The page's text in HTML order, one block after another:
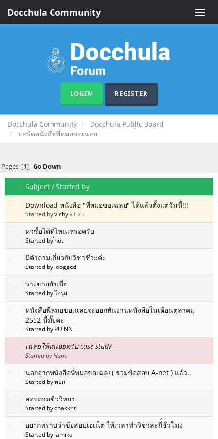
Toggle
Docchula Community
LOGIN REGISTER
Docchula Community
Docchula Public Board
บอร์ดหนังสือพี่หมอขอเฉลย
Pages: [1] Go Down
Subject / Started by
Download หนังสือ "พี่หมอขอเฉลย" ได้แล้วตั้งแต่วันนี้!!!
Started byvichy « 1 2 »
หาซื้อได้ที่ไหนเหรอครับ
Started by ้hot
มีคำถามเกี่ยวกับวิชาชีวะค่ะ
Started by loogged
วางขายยังเนี่ย
Started by โอรุส
หนังสือพี่หมอขอเฉลยจะออกทันงานหนังสือในเดือนตุลาคม
2552 นี้มั๊ยคะ
Started by PU NN
เฉลยให้หน่อยครับ case study
Started by Nano
นอกจากหนังสือพี่หมอขอเฉลย( รวมข้อสอบ A-net ) แล้ว..
Started by หยก
สอบถามชีววิทยา
Started by chakkrit
อยากทราบว่าข้อสอบเอเน็ต ให้เวลาทำวิชาละกี่ั่ชั่่่วโมง
Started by lamika